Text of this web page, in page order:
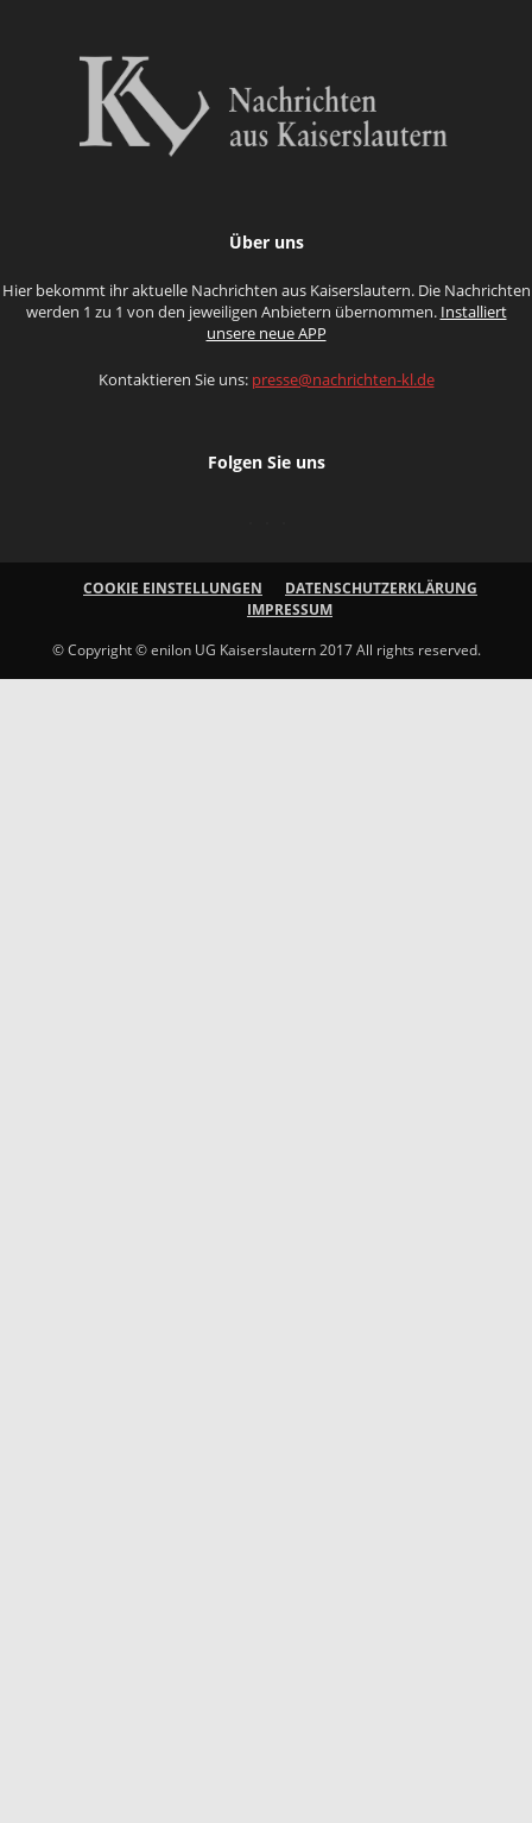
Über uns
Hier bekommt ihr aktuelle Nachrichten aus Kaiserslautern. Die Nachrichten
werden 1 zu 1 von den jeweiligen Anbietern übernommen. Installiert
unsere neue APP
Kontaktieren Sie uns: presse@nachrichten-kl.de
Folgen Sie uns
COOKIE EINSTELLUNGEN
DATENSCHUTZERKLÄRUNG
IMPRESSUM
© Copyright © enilon UG Kaiserslautern 2017 All rights reserved.